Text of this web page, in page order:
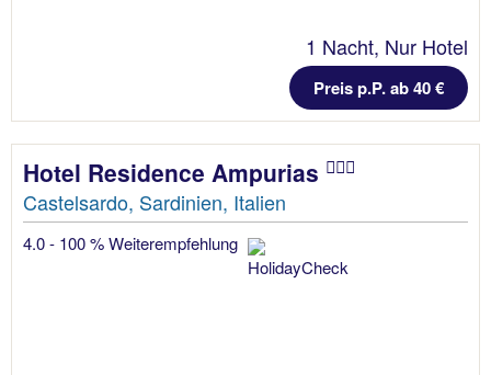
1 Nacht, Nur Hotel
Preis p.P. ab 40 €
Hotel Residence Ampurias
Castelsardo, Sardinien, Italien
4.0 - 100 % Weiterempfehlung